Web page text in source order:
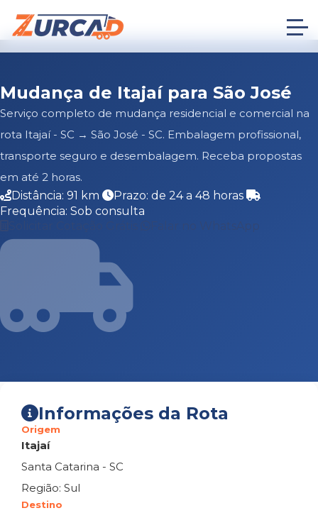
Mudança de Itajaí para São José
Serviço completo de mudança residencial e comercial na
rota Itajaí - SC → São José - SC. Embalagem profissional,
transporte seguro e desembalagem. Receba propostas
em até 2 horas.
Distância: 91 km
Prazo: de 24 a 48 horas
Frequência: Sob consulta
Falar no WhatsApp
Informações da Rota
Origem
Itajaí
Santa Catarina - SC
Região: Sul
Destino